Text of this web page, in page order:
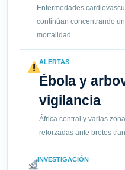
Enfermedades
continúan concentrando
mortalidad.
ALERTAS
Ébola y
vigilancia
África central y varias
reforzadas ante brotes
INVESTIGACIÓN